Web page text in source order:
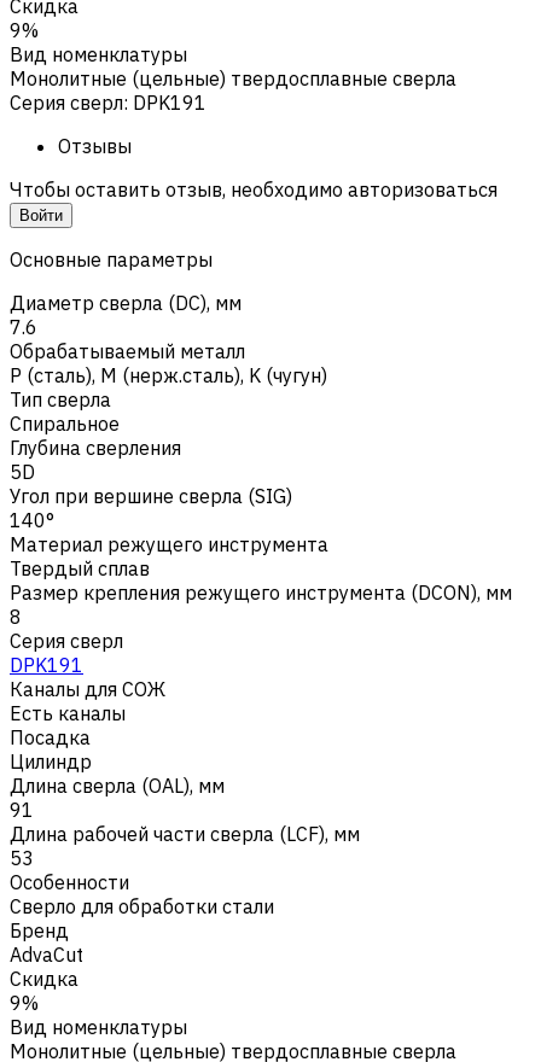
Скидка
9%
Вид номенклатуры
Монолитные (цельные) твердосплавные сверла
Серия сверл: DPK191
Отзывы
Чтобы оставить отзыв, необходимо авторизоваться
Войти
Основные параметры
Диаметр сверла (DC), мм
7.6
Обрабатываемый металл
Р (сталь), M (нерж.сталь), K (чугун)
Тип сверла
Спиральное
Глубина сверления
5D
Угол при вершине сверла (SIG)
140°
Материал режущего инструмента
Твердый сплав
Размер крепления режущего инструмента (DCON), мм
8
Серия сверл
DPK191
Каналы для СОЖ
Есть каналы
Посадка
Цилиндр
Длина сверла (OAL), мм
91
Длина рабочей части сверла (LCF), мм
53
Особенности
Сверло для обработки стали
Бренд
AdvaCut
Скидка
9%
Вид номенклатуры
Монолитные (цельные) твердосплавные сверла